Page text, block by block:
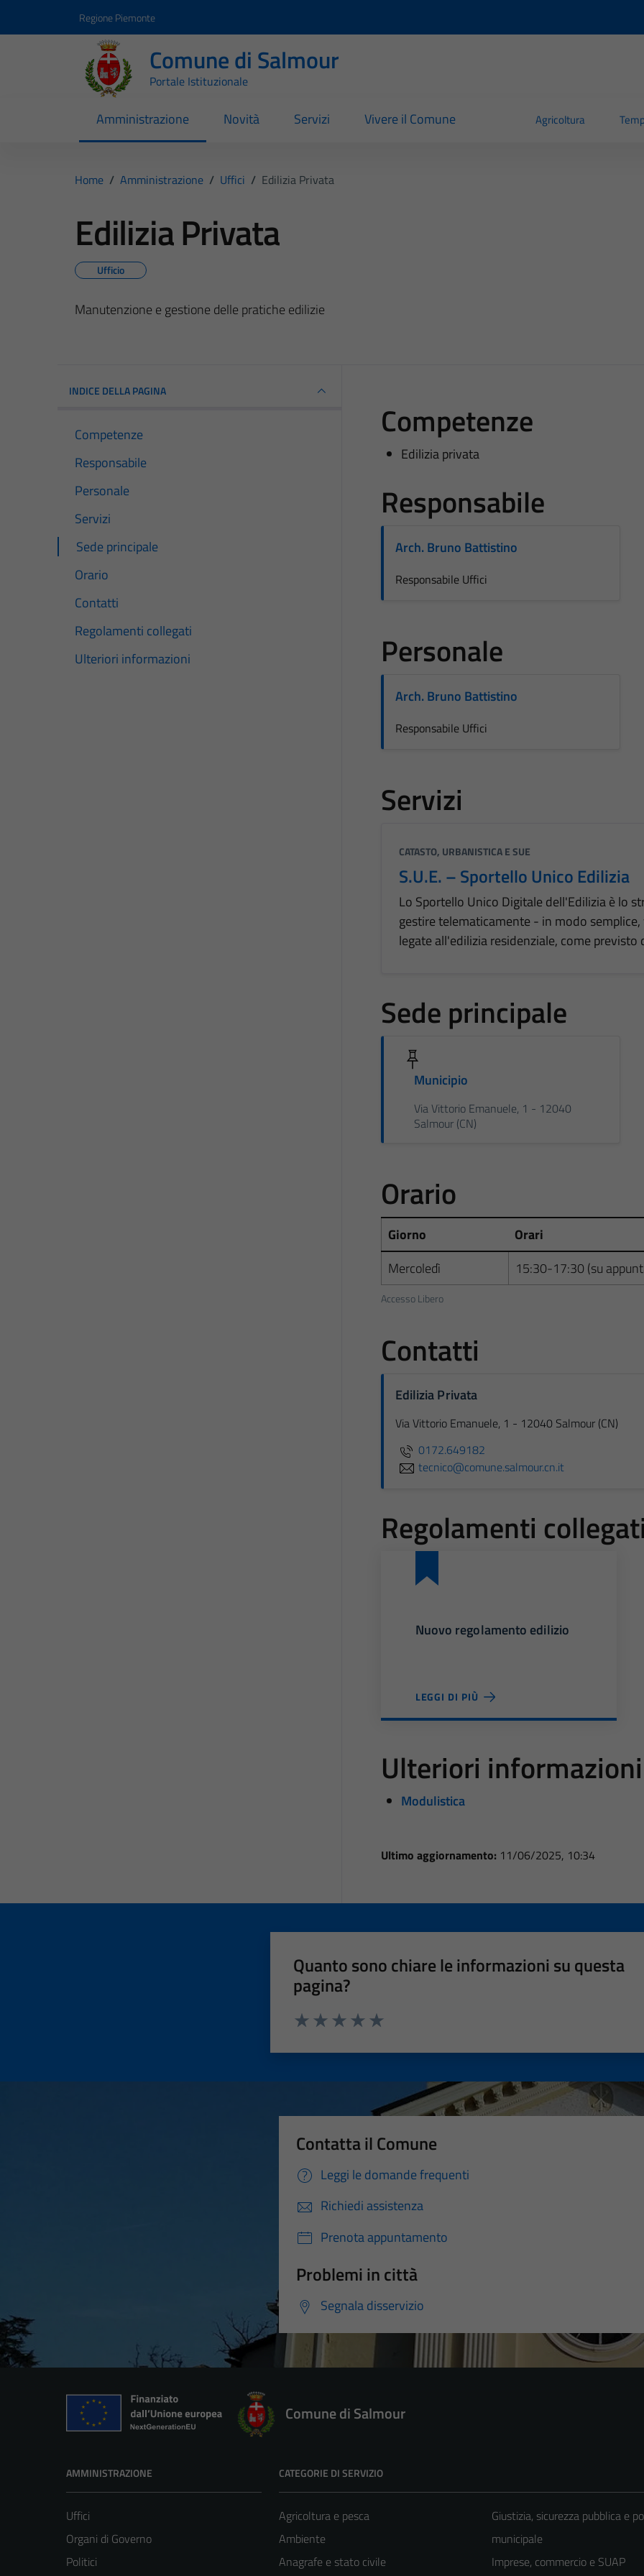
Regione Piemonte
Comune di Salmour
Portale Istituzionale
Amministrazione Novità Servizi Vivere il Comune Agricoltura
Home / Amministrazione / Uffici / Edilizia Privata
Edilizia Privata
Ufficio
Manutenzione e gestione delle pratiche edilizie
INDICE DELLA PAGINA
Competenze
Responsabile
Personale
Servizi
Sede principale
Orario
Contatti
Regolamenti collegati
Ulteriori informazioni
Competenze
Edilizia privata
Responsabile
Arch. Bruno Battistino
Responsabile Uffici
Personale
Arch. Bruno Battistino
Responsabile Uffici
Servizi
CATASTO, URBANISTICA E SUE
S.U.E. – Sportello Unico Edilizia
Lo Sportello Unico Digitale dell'Edilizia è lo
gestire telematicamente - in modo
legate all'edilizia residenziale, come previsto
Sede principale
Municipio
Via Vittorio Emanuele, 1 - 12040
Salmour (CN)
Orario
Accesso Libero
Giorno
Orari
Mercoledì
15:30-17:30 (su
Contatti
Edilizia Privata
Via Vittorio Emanuele, 1 - 12040 Salmour (CN)
0172.649182
tecnico@comune.salmour.cn.it
Regolamenti
Nuovo regolamento edilizio
LEGGI DI PIÙ
Ulteriori informazioni
Modulistica
Ultimo aggiornamento: 11/06/2025, 10:34
Quanto sono chiare le informazioni su questa
pagina?
Contatta il Comune
Leggi le domande frequenti
Richiedi assistenza
Prenota appuntamento
Problemi in città
Segnala disservizio
Comune di Salmour
AMMINISTRAZIONE
Uffici
Organi di Governo
Politici
CATEGORIE DI SERVIZIO
Agricoltura e pesca
Ambiente
Anagrafe e stato civile
Giustizia, sicurezza pubblica e
municipale
Imprese, commercio e SUAP